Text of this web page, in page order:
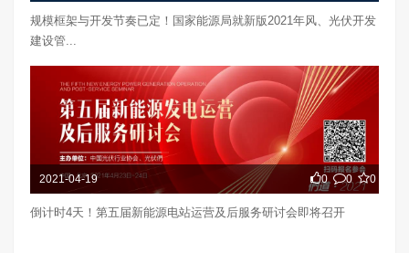
规模框架与开发节奏已定！国家能源局就新版2021年风、光伏开发
建设管...
2021-04-19 0 0 0
倒计时4天！第五届新能源电站运营及后服务研讨会即将召开